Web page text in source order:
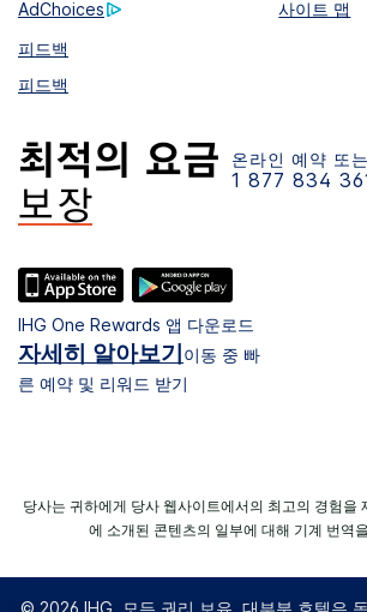
AdChoices
사이트 맵
피드백
피드백
온라인 예약 또
1 877 834
IHG One Rewards 앱 다운로드
자세히 알아보기 이동 중 빠
른 예약 및 리워드 받기
당사는 귀하에게 당사 웹사이트에서의 최고의 경험을
에 소개된 콘텐츠의 일부에 대해 기계 번역
© 2026 IHG. 모든 권리 보유. 대부분 호텔은